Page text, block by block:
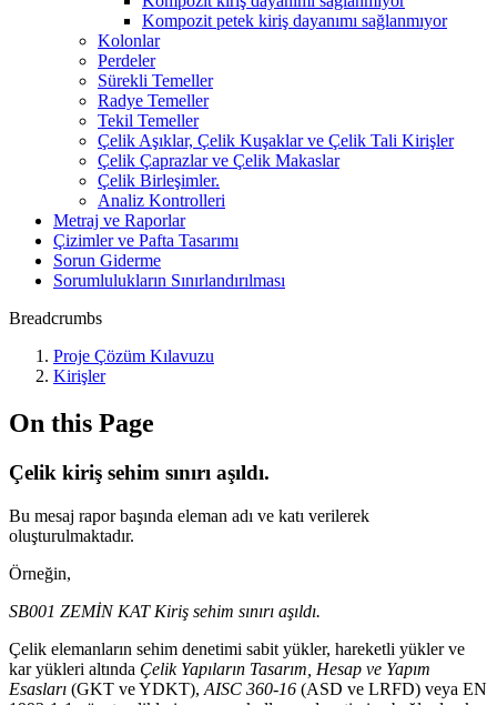
Kompozit petek kiriş dayanımı sağlanmıyor
Kolonlar
Perdeler
Sürekli Temeller
Radye Temeller
Tekil Temeller
Çelik Aşıklar, Çelik Kuşaklar ve Çelik Tali Kirişler
Çelik Çaprazlar ve Çelik Makaslar
Çelik Birleşimler.
Analiz Kontrolleri
Metraj ve Raporlar
Çizimler ve Pafta Tasarımı
Sorun Giderme
Sorumlulukların Sınırlandırılması
Breadcrumbs
Proje Çözüm Kılavuzu
Kirişler
On this Page
Çelik kiriş sehim sınırı aşıldı.
Bu mesaj rapor başında eleman adı ve katı verilerek
oluşturulmaktadır.
Örneğin,
SB001 ZEMİN KAT Kiriş sehim sınırı aşıldı.
Çelik elemanların sehim denetimi sabit yükler, hareketli yükler ve
kar yükleri altında Çelik Yapıların Tasarım, Hesap ve Yapım
Esasları (GKT ve YDKT), AISC 360-16 (ASD ve LRFD) veya EN